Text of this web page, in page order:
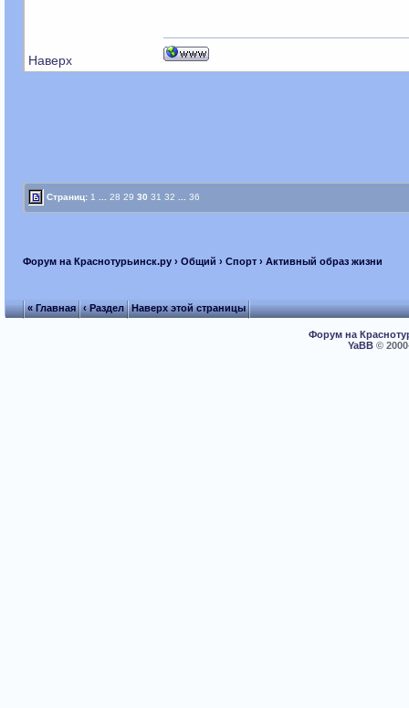
Наверх
Страниц: 1 28 29 30 31 32 36
Форум на Краснотурьинск.ру› Общий › Спорт› Активный образ жизни
« Главная ‹ Раздел Наверх этой страницы
Форум на
YaBB©